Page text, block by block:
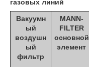
газовых линий
Вакуумн
ый
воздушн
ый
фильтр
MANN-
FILTER
основной
элемент